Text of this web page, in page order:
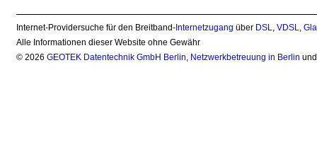
Internet-Providersuche für den Breitband- Internetzugang über DSL,VDSL,
Alle Informationen dieser Website ohne Gewähr
© 2026GEOTEK Datentechnik GmbH Berlin, Netzwerkbetreuung in Berlin